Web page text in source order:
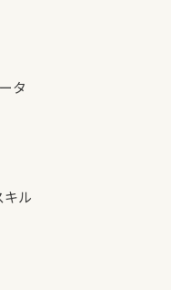
タ
キル